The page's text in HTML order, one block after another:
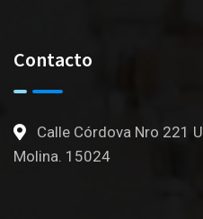
Contacto
Calle Córdova Nro 221
Molina. 15024